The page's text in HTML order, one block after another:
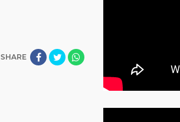
SHARE